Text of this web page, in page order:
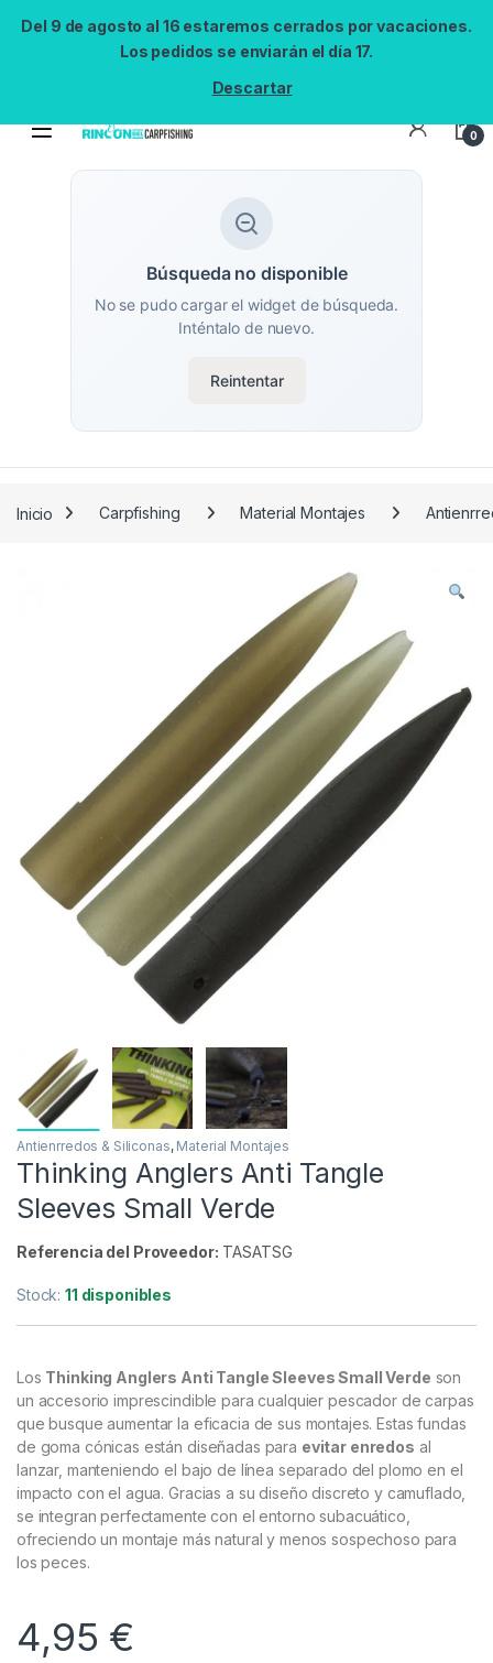
Del 9 de agosto al 16 estaremos cerrados por vacaciones.
Los pedidos se enviarán el día 17.
Descartar
0
Búsqueda no disponible
No se pudo cargar el widget de búsqueda.
Inténtalo de nuevo.
Reintentar
Inicio Carpfishing Material Montajes
Antienrredos & Siliconas, Material Montajes
Thinking Anglers Anti Tangle
Sleeves Small Verde
Referencia del Proveedor: TASATSG
Stock:11 disponibles
Los Thinking Anglers Anti Tangle Sleeves Small Verde son
un accesorio imprescindible para cualquier pescador de carpas
que busque aumentar la eficacia de sus montajes. Estas fundas
de goma cónicas están diseñadas para evitar enredos al
lanzar, manteniendo el bajo de línea separado del plomo en el
impacto con el agua. Gracias a su diseño discreto y camuflado,
se integran perfectamente con el entorno subacuático,
ofreciendo un montaje más natural y menos sospechoso para
los peces.
4,95 €